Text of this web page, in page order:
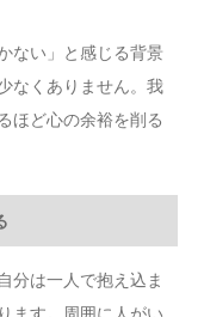
ない」と感じる背景
なくありません。我
ほど心の余裕を削る
分は一人で抱え込ま